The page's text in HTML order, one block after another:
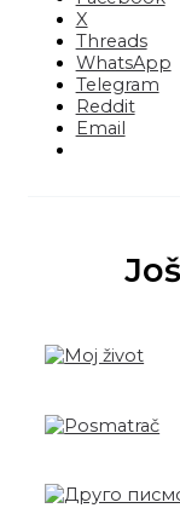
X
Threads
WhatsApp
Telegram
Reddit
Email